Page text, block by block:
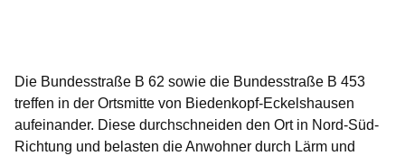
Die Bundesstraße B 62 sowie die Bundesstraße B 453
treffen in der Ortsmitte von Biedenkopf-Eckelshausen
aufeinander. Diese durchschneiden den Ort in Nord-Süd-
Richtung und belasten die Anwohner durch Lärm und